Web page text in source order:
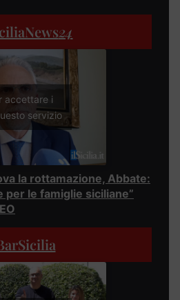
24
accettare i
servizio
la rottamazione, Abbate:
per le famiglie siciliane”